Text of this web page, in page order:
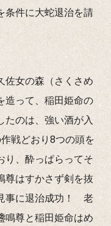
条件に大蛇退治を請
佐女の森（さくさめ
造って、稲田姫命の
たのは、強い酒が入
戦どおり8つの頭を
り、酔っぱらってそ
尊はすかさず剣を抜
事に退治成功！ 老
鳴尊と稲田姫命はめ